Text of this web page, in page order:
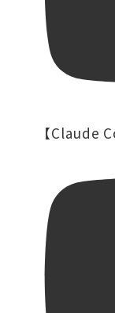
【Claude